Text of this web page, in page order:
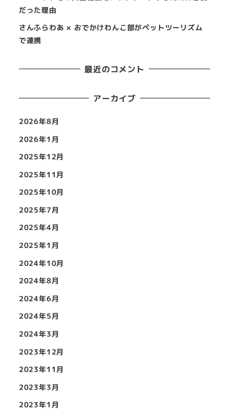
だった理由
さんふらわあ × おでかけわんこ部がペットツーリズム
で連携
最近のコメント
アーカイブ
2026年8月
2026年1月
2025年12月
2025年11月
2025年10月
2025年7月
2025年4月
2025年1月
2024年10月
2024年8月
2024年6月
2024年5月
2024年3月
2023年12月
2023年11月
2023年3月
2023年1月